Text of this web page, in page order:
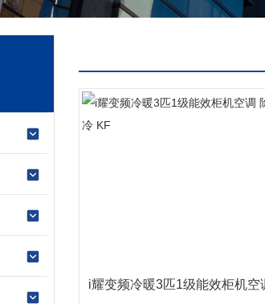
i耀变频冷暖3匹1级能效柜机空